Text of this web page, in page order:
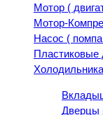
Мотор (
Мотор-
Насос (
Пластиковые
Холодильника
Дверцы